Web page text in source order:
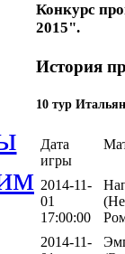
Конкурс
2015".
История
10 тур
Дата
игры
2014-11-
01
17:00:00
2014-11-